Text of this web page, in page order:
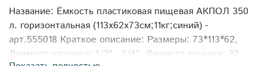
Название: Ёмкость пластиковая пищевая АКПОЛ 350
л. горизонтальная (113x62x73см;11кг;синий) -
арт.555018 Краткое описание: Размеры: 73*113*62,
Диаметр штуцера: 1/2" - 3/4", Диаметр крышки: 32.